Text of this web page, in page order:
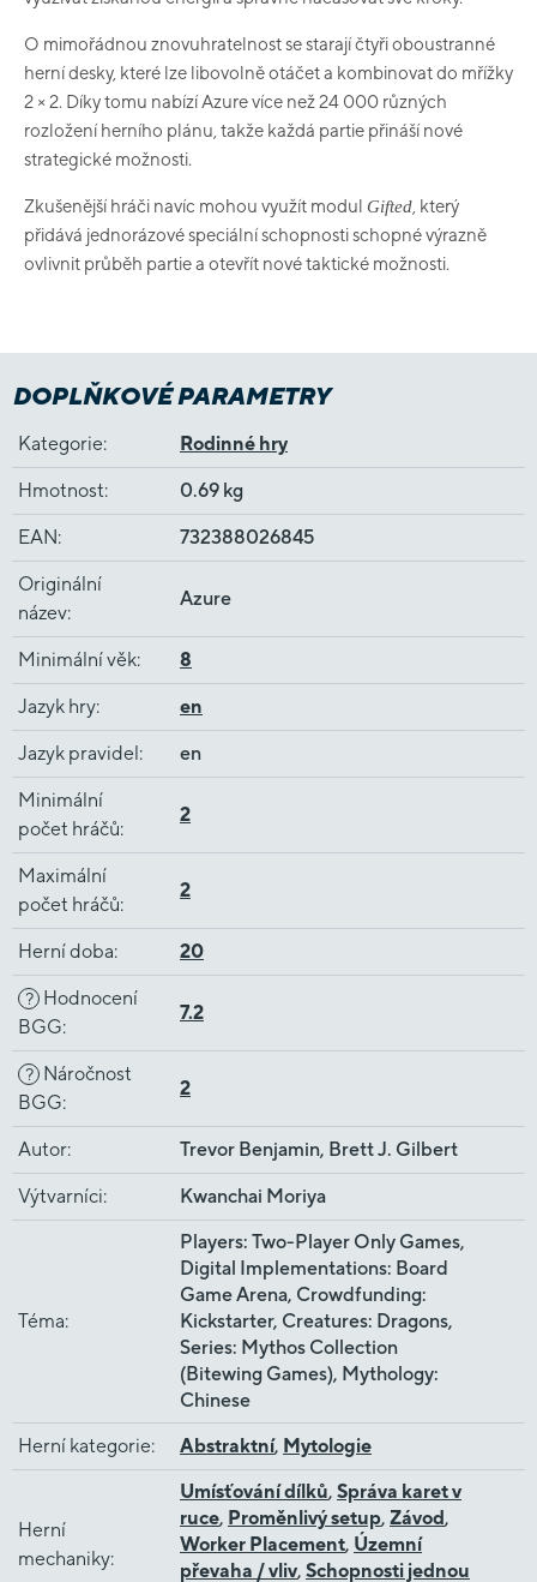
O mimořádnou znovuhratelnost se starají čtyři oboustranné
herní desky, které lze libovolně otáčet a kombinovat do mřížky
2 × 2. Díky tomu nabízí Azure více než 24 000 různých
rozložení herního plánu, takže každá partie přináší nové
strategické možnosti.
Zkušenější hráči navíc mohou využít modul Gifted , který
přidává jednorázové speciální schopnosti schopné výrazně
ovlivnit průběh partie a otevřít nové taktické možnosti.
DOPLŇKOVÉ PARAMETRY
Kategorie: Rodinné hry
Hmotnost: 0.69 kg
EAN: 732388026845
Originální
název:
Azure
Minimální věk: 8
Jazyk hry: en
Jazyk pravidel: en
Minimální
počet hráčů:
2
Maximální
počet hráčů:
2
Herní doba: 20
? Hodnocení
BGG:
7.2
? Náročnost
BGG:
2
Autor: Trevor Benjamin, Brett J. Gilbert
Výtvarníci: Kwanchai Moriya
Téma:
Players: Two-Player Only Games,
Digital Implementations: Board
Game Arena, Crowdfunding:
Kickstarter, Creatures: Dragons,
Series: Mythos Collection
(Bitewing Games), Mythology:
Chinese
Herní kategorie: Abstraktní, Mytologie
Herní
mechaniky:
Umísťování dílků, Správa karet v
ruce, Proměnlivý setup, Závod,
Worker Placement, Územní
převaha / vliv, Schopnosti jednou